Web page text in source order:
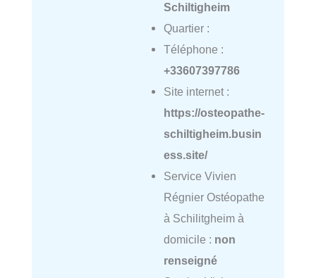
Schiltigheim
Quartier :
Téléphone :
+33607397786
Site internet :
https://osteopathe-
schiltigheim.busin
ess.site/
Service Vivien
Régnier Ostéopathe
à Schilitgheim à
domicile : non
renseigné